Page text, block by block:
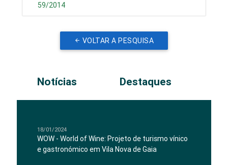
59/2014
VOLTAR A PESQUISA
Notícias Destaques
18/01/2024
WOW - World of Wine: Projeto de turismo vínico
e gastronómico em Vila Nova de Gaia